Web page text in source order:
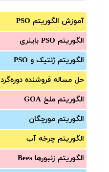
آموزش الگوریتم PSO
الگوریتم PSO باینری
الگوریتم ژنتیک و PSO
حل مساله فروشنده دوره‌گرد
الگوریتم ملخ GOA
الگوریتم مورچگان
الگوریتم چرخه آب
الگوریتم زنبورها Bees